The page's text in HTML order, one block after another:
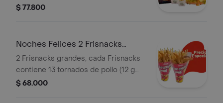
(imagen de producto corresponde a
$ 77.800
Noches Felices 2 Frisnacks
grandes en ca
2 Frisnacks grandes, cada Frisnacks
contiene 13 tornados de pollo (12 g
und), papas a la francesa grande (100
$ 68.000